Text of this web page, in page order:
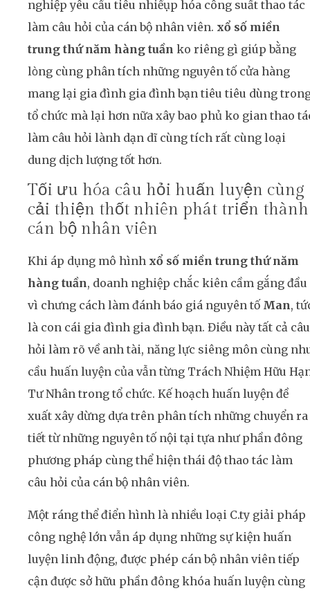
nghiệp yêu cầu tiêu nhiềụp hóa công suất thao tác
làm câu hỏi của cán bộ nhân viên. xổ số miền
trung thứ năm hàng tuần ko riêng gì giúp bằng
lòng cùng phân tích những nguyên tố cửa hàng
mang lại gia đình gia đình bạn tiêu tiêu dùng
tổ chức mà lại hơn nữa xây bao phủ ko gian thao
làm câu hỏi lành dạn dĩ cùng tích rất cùng loại
dung dịch lượng tốt hơn.
Tối ưu hóa câu hỏi huấn luyện cùng
cải thiện thốt nhiên phát triển thành
cán bộ nhân viên
Khi áp dụng mô hình xổ số miền trung thứ năm
hàng tuần, doanh nghiệp chắc kiên cầm gắng đầu
vì chưng cách làm đánh báo giá nguyên tố Man,
là con cái gia đình gia đình bạn. Điều này tất cả câu
hỏi làm rõ về anh tài, năng lực siêng môn cùng
cầu huấn luyện của vẫn từng Trách Nhiệm Hữu
Tư Nhân trong tổ chức. Kế hoạch huấn luyện đề
xuất xây dừng dựa trên phân tích những chuyển ra
tiết từ những nguyên tố nội tại tựa như phần đông
phương pháp cùng thể hiện thái độ thao tác làm
câu hỏi của cán bộ nhân viên.
Một ráng thể điển hình là nhiều loại C.ty giải pháp
công nghệ lớn vẫn áp dụng những sự kiện huấn
luyện linh động, được phép cán bộ nhân viên tiếp
cận được sở hữu phần đông khóa huấn luyện cùng